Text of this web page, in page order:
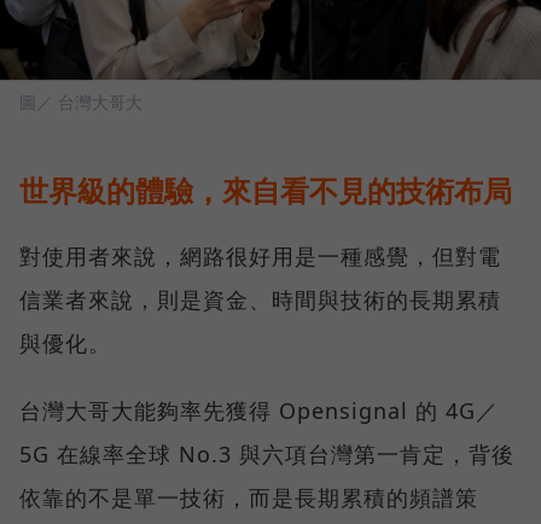
圖／ 台灣大哥大
世界級的體驗，來自看不見的技術布局
對使用者來說，網路很好用是一種感覺，但對電
信業者來說，則是資金、時間與技術的長期累積
與優化。
台灣大哥大能夠率先獲得 Opensignal 的 4G／
5G 在線率全球 No.3 與六項台灣第一肯定，背後
依靠的不是單一技術，而是長期累積的頻譜策